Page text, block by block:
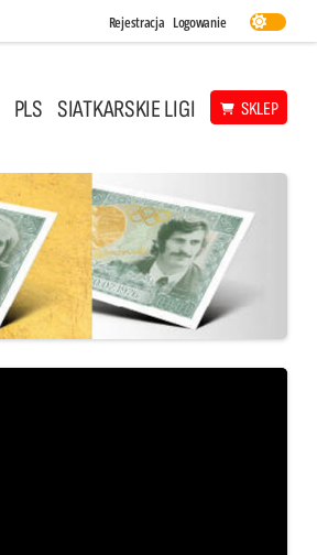
Rejestracja Logowanie
PLS SIATKARSKIE LIGI SKLEP